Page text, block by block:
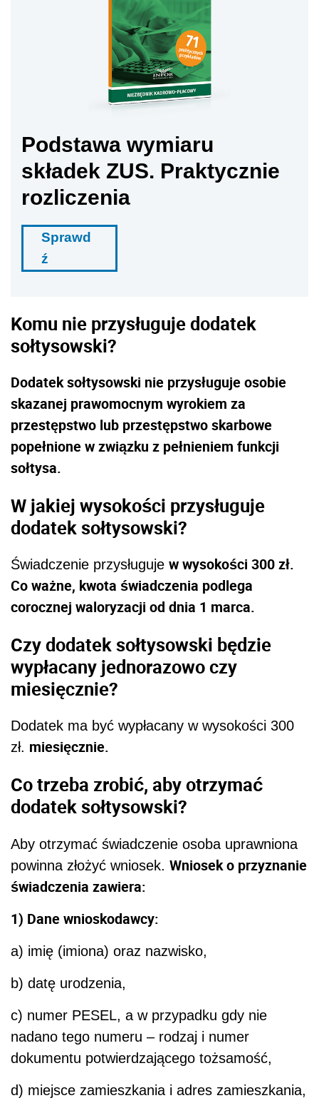
Podstawa wymiaru
składek ZUS. Praktycznie
rozliczenia
Sprawd
ź
Komu nie przysługuje dodatek
sołtysowski?
Dodatek sołtysowski nie przysługuje osobie
skazanej prawomocnym wyrokiem za
przestępstwo lub przestępstwo skarbowe
popełnione w związku z pełnieniem funkcji
sołtysa.
W jakiej wysokości przysługuje
dodatek sołtysowski?
Świadczenie przysługuje w wysokości 300 zł.
Co ważne, kwota świadczenia podlega
corocznej waloryzacji od dnia 1 marca.
Czy dodatek sołtysowski będzie
wypłacany jednorazowo czy
miesięcznie?
Dodatek ma być wypłacany w wysokości 300
zł. miesięcznie.
Co trzeba zrobić, aby otrzymać
dodatek sołtysowski?
Aby otrzymać świadczenie osoba uprawniona
powinna złożyć wniosek. Wniosek o przyznanie
świadczenia zawiera:
1) Dane wnioskodawcy:
a) imię (imiona) oraz nazwisko,
b) datę urodzenia,
c) numer PESEL, a w przypadku gdy nie
nadano tego numeru – rodzaj i numer
dokumentu potwierdzającego tożsamość,
d) miejsce zamieszkania i adres zamieszkania,